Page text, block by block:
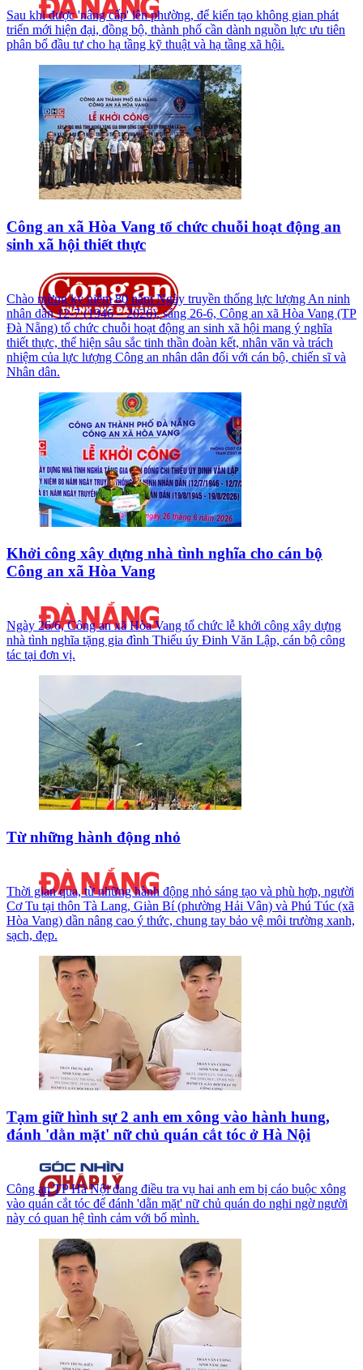
Sau khi được 'nâng cấp' lên phường, để kiến tạo không gian phát
triển mới hiện đại, đồng bộ, thành phố cần dành nguồn lực ưu tiên
phân bổ đầu tư cho hạ tầng kỹ thuật và hạ tầng xã hội.
Công an xã Hòa Vang tổ chức chuỗi hoạt động an
sinh xã hội thiết thực
Chào mừng kỷ niệm 80 năm Ngày truyền thống lực lượng An ninh
nhân dân 12-7 (1946 – 2026), sáng 26-6, Công an xã Hòa Vang (TP
Đà Nẵng) tổ chức chuỗi hoạt động an sinh xã hội mang ý nghĩa
thiết thực, thể hiện sâu sắc tinh thần đoàn kết, nhân văn và trách
nhiệm của lực lượng Công an nhân dân đối với cán bộ, chiến sĩ và
Nhân dân.
Khởi công xây dựng nhà tình nghĩa cho cán bộ
Công an xã Hòa Vang
Ngày 26/6, Công an xã Hòa Vang tổ chức lễ khởi công xây dựng
nhà tình nghĩa tặng gia đình Thiếu úy Đinh Văn Lập, cán bộ công
tác tại đơn vị.
Từ những hành động nhỏ
Thời gian qua, từ những hành động nhỏ sáng tạo và phù hợp, người
Cơ Tu tại thôn Tà Lang, Giàn Bí (phường Hải Vân) và Phú Túc (xã
Hòa Vang) dần nâng cao ý thức, chung tay bảo vệ môi trường xanh,
sạch, đẹp.
Tạm giữ hình sự 2 anh em xông vào hành hung,
đánh 'dằn mặt' nữ chủ quán cắt tóc ở Hà Nội
Công an TP Hà Nội đang điều tra vụ hai anh em bị cáo buộc xông
vào quán cắt tóc để đánh 'dằn mặt' nữ chủ quán do nghi ngờ người
này có quan hệ tình cảm với bố mình.